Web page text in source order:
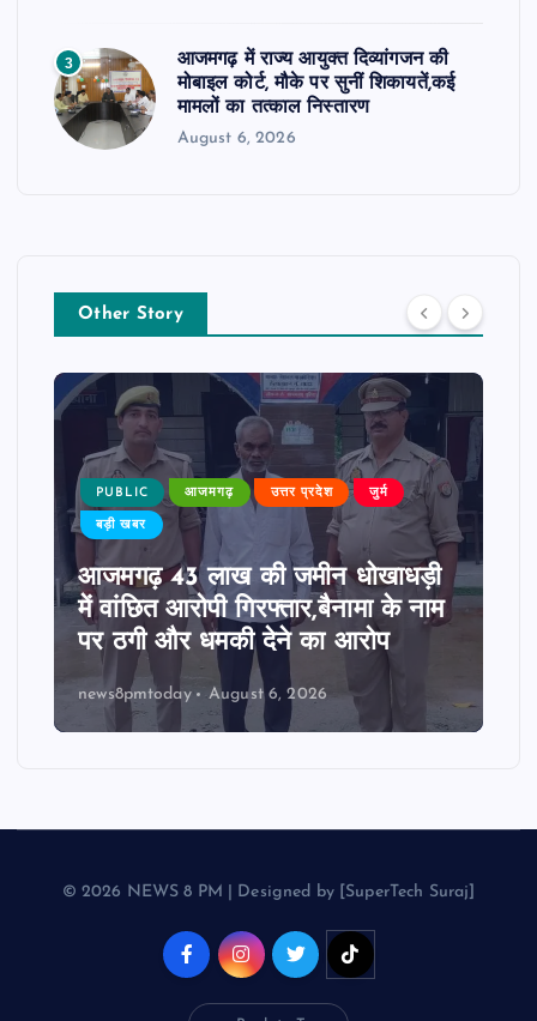
3
आजमगढ़ में राज्य आयुक्त दिव्यांगजन की
मोबाइल कोर्ट, मौके पर सुनीं शिकायतें,कई
मामलों का तत्काल निस्तारण
August 6, 2026
Other Story
PUBLIC आजमगढ़ उत्तर प्रदेश जुर्म
बड़ी खबर
आजमगढ़ 43 लाख की जमीन धोखाधड़ी
में वांछित आरोपी गिरफ्तार,बैनामा के नाम
पर ठगी और धमकी देने का आरोप
news8pmtoday August 6, 2026
© 2026 NEWS 8 PM | Designed by [SuperTech Suraj]